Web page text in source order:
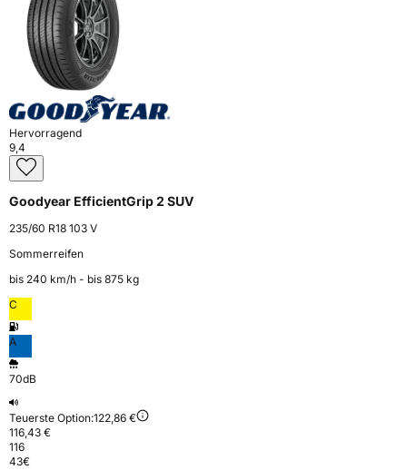
Hervorragend
9,4
Goodyear EfficientGrip 2 SUV
235/60 R18 103 V
Sommerreifen
bis 240 km⁠/⁠h - bis 875 kg
C
A
70dB
Teuerste Option:122,86 €
116,43 €
116
43€